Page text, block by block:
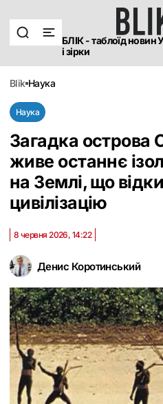
БЛІК - таблоїд новин
і зірки
blik наука
Наука
Загадка острова
живе останнє
на Землі, що
цивілізацію
Денис Коротинський
8 червня 2026, 14:22